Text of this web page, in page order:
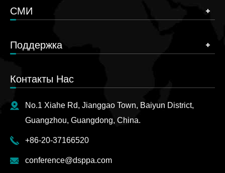
СМИ
Поддержка
Контакты Нас
No.1 Xiahe Rd, Jianggao Town, Baiyun District,
Guangzhou, Guangdong, China.
+86-20-37166520
conference@dsppa.com